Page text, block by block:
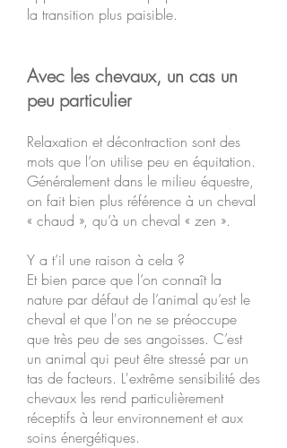
la transition plus paisible.
Avec les chevaux, un cas un
peu particulier
Relaxation et décontraction sont des
mots que l’on utilise peu en équitation.
Généralement dans le milieu équestre,
on fait bien plus référence à un cheval
« chaud », qu’à un cheval « zen ».
Y a t’il une raison à cela ?
Et bien parce que l’on connaît la
nature par défaut de l’animal qu’est le
cheval et que l'on ne se préoccupe
que très peu de ses angoisses. C’est
un animal qui peut être stressé par un
tas de facteurs. L'extrême sensibilité des
chevaux les rend particulièrement
réceptifs à leur environnement et aux
soins énergétiques.